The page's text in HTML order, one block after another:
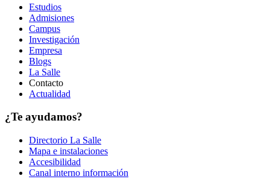
Estudios
Admisiones
Campus
Investigación
Empresa
Blogs
La Salle
Contacto
Actualidad
¿Te ayudamos?
Directorio La Salle
Mapa e instalaciones
Accesibilidad
Canal interno información